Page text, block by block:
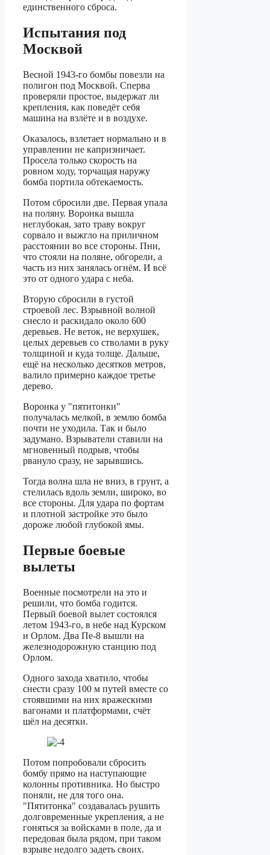
единственного сброса.
Испытания под
Москвой
Весной 1943-го бомбы повезли на
полигон под Москвой. Сперва
проверяли простое, выдержат ли
крепления, как поведёт себя
машина на взлёте и в воздухе.
Оказалось, взлетает нормально и в
управлении не капризничает.
Просела только скорость на
ровном ходу, торчащая наружу
бомба портила обтекаемость.
Потом сбросили две. Первая упала
на поляну. Воронка вышла
неглубокая, зато траву вокруг
сорвало и выжгло на приличном
расстоянии во все стороны. Пни,
что стояли на поляне, обгорели, а
часть из них занялась огнём. И всё
это от одного удара с неба.
Вторую сбросили в густой
строевой лес. Взрывной волной
снесло и раскидало около 600
деревьев. Не веток, не верхушек,
целых деревьев со стволами в руку
толщиной и куда толще. Дальше,
ещё на несколько десятков метров,
валило примерно каждое третье
дерево.
Воронка у "пятитонки"
получалась мелкой, в землю бомба
почти не уходила. Так и было
задумано. Взрыватели ставили на
мгновенный подрыв, чтобы
рвануло сразу, не зарывшись.
Тогда волна шла не вниз, в грунт, а
стелилась вдоль земли, широко, во
все стороны. Для удара по фортам
и плотной застройке это было
дороже любой глубокой ямы.
Первые боевые
вылеты
Военные посмотрели на это и
решили, что бомба годится.
Первый боевой вылет состоялся
летом 1943-го, в небе над Курском
и Орлом. Два Пе-8 вышли на
железнодорожную станцию под
Орлом.
Одного захода хватило, чтобы
снести сразу 100 м путей вместе со
стоявшими на них вражескими
вагонами и платформами, счёт
шёл на десятки.
Потом попробовали сбросить
бомбу прямо на наступающие
колонны противника. Но быстро
поняли, не для того она.
"Пятитонка" создавалась рушить
долговременные укрепления, а не
гоняться за войсками в поле, да и
передовая была рядом, при таком
взрыве недолго задеть своих.